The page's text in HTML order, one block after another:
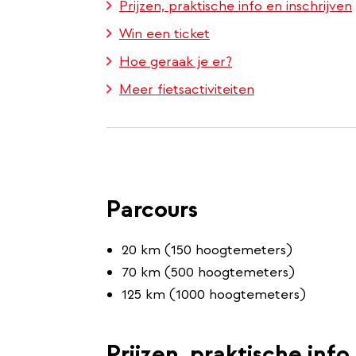
Prijzen, praktische info en inschrijven
Win een ticket
Hoe geraak je er?
Meer fietsactiviteiten
Parcours
20 km (150 hoogtemeters)
70 km (500 hoogtemeters)
125 km (1000 hoogtemeters)